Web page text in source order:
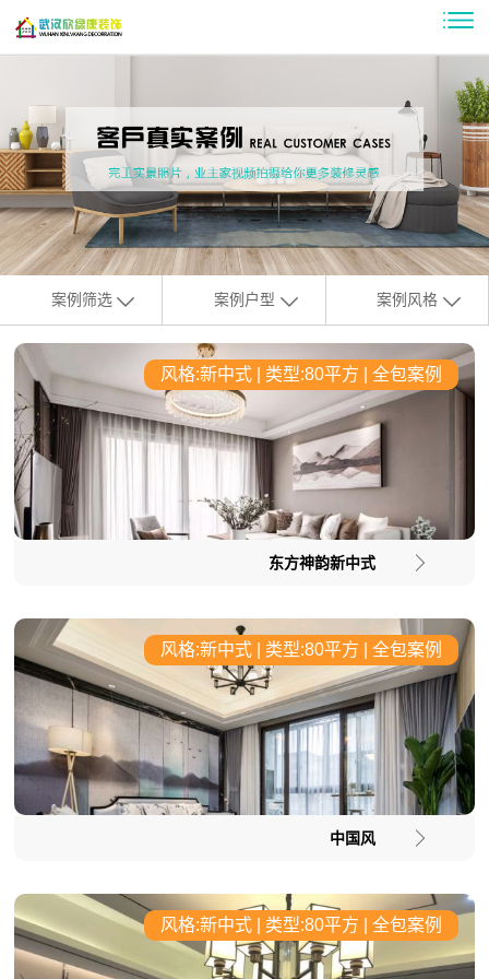
案例筛选 案例户型 案例风格
风格:新中式 | 类型:80平方 | 全包案例
东方神韵新中式
风格:新中式 | 类型:80平方 | 全包案例
中国风
风格:新中式 | 类型:80平方 | 全包案例